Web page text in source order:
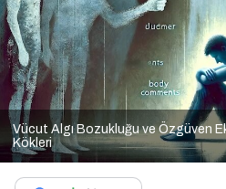
Vücut Algı Bozukluğu ve Özgüven
Kökleri